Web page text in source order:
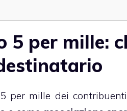
5 per mille:
per mille dei